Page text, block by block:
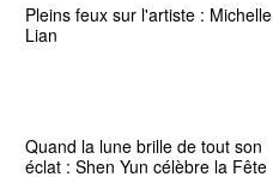
Pleins feux sur l'artiste : Michelle
Lian
Quand la lune brille de tout son
éclat : Shen Yun célèbre la Fête